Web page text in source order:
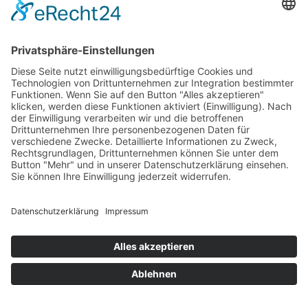
Diese Maßnahme wird mitfinanziert mit Steuermitteln auf
Grundlage des von den Abgeordneten des Sächsischen
Landtags beschlossenen Haushaltes.